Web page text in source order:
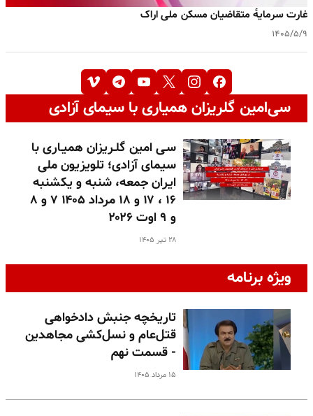
غارت سرمایه‌ٔ متقاضیان مسکن ملی اراک
۱۴۰۵/۵/۹
سی‌امین گلریزان همیاری با سیمای آزادی
سـی امین گلـریزان همیـاری با
سیمای آزادی؛ تلویزیون ملی
ایران جمعه، شنبه و یکشنبه
۱۶ ، ۱۷ و ۱۸ مرداد ۱۴۰۵ ۷ و ۸
و ۹ اوت ۲۰۲۶
۲۸ تیر ۱۴۰۵
ویژه برنامه
تاریخچه جنبش دادخواهی
قتل‌عام و نسل‌کشی مجاهدین
- قسمت نهم
۱۵ مرداد ۱۴۰۵